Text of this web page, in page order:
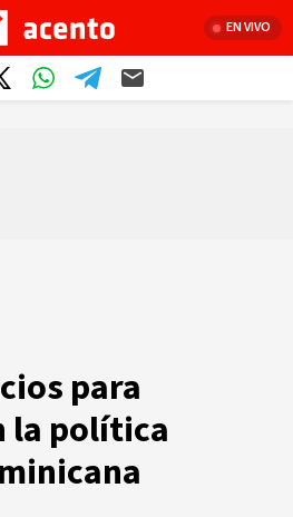
EN VIVO
para
la política